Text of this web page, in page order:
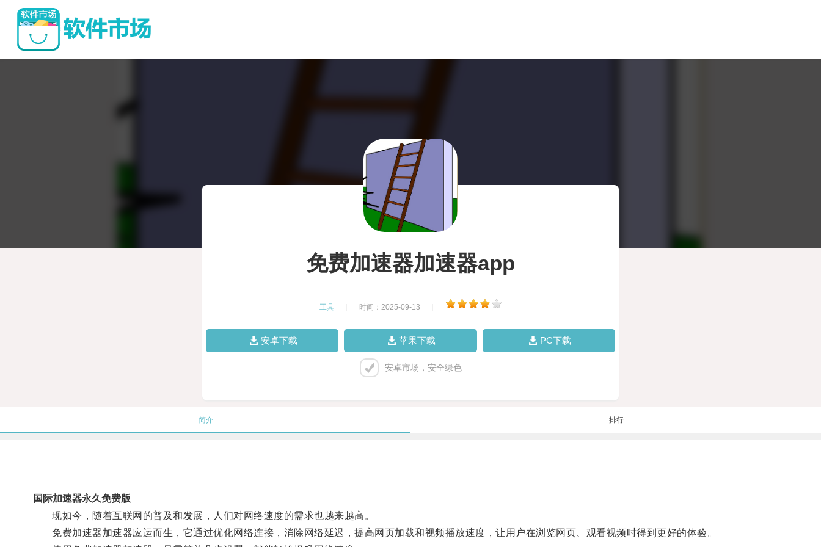
免费加速器加速器app
工具 时间：2025-09-13
安卓下载 苹果下载 PC下载
安卓市场，安全绿色
简介 排行
国际加速器永久免费版
现如今，随着互联网的普及和发展，人们对网络速度的需求也越来越高。
免费加速器加速器应运而生，它通过优化网络连接，消除网络延迟，提高网页加载和视频播放速度，让用户在浏览网页、观看视频时得到更好的体验。